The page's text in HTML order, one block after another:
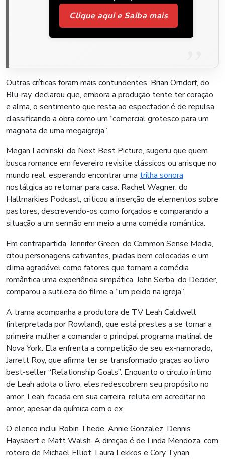
Clique aqui e Saiba mais
Outras críticas foram mais contundentes. Brian Orndorf, do
Blu-ray, declarou que, embora a produção tente ter coração
e alma, o sentimento que resta ao espectador é de repulsa,
classificando a obra como um “comercial grotesco para um
magnata de uma megaigreja”.
Megan Lachinski, do Next Best Picture, sugeriu que quem
busca romance em fevereiro revisite clássicos ou arrisque no
mundo real, esperando encontrar uma trilha sonora
nostálgica ao retornar para casa. Rachel Wagner, do
Hallmarkies Podcast, criticou a inserção de elementos sobre
pastores, descrevendo-os como forçados e comparando a
situação a um sermão em meio a uma comédia romântica.
Em contrapartida, Jennifer Green, do Common Sense Media,
citou personagens cativantes, piadas bem colocadas e um
clima agradável como fatores que tornam a comédia
romântica uma experiência simpática. John Serba, do Decider,
comparou a sutileza do filme a “um peido na igreja”.
A trama acompanha a produtora de TV Leah Caldwell
(interpretada por Rowland), que está prestes a se tornar a
primeira mulher a comandar o principal programa matinal de
Nova York. Ela enfrenta a competição de seu ex-namorado,
Jarrett Roy, que afirma ter se transformado graças ao livro
best-seller “Relationship Goals”. Enquanto o círculo íntimo
de Leah adota o livro, eles redescobrem seu propósito no
amor. Leah, focada em sua carreira, reluta em acreditar no
amor, apesar da química com o ex.
O elenco inclui Robin Thede, Annie Gonzalez, Dennis
Haysbert e Matt Walsh. A direção é de Linda Mendoza, com
roteiro de Michael Elliot, Laura Lekkos e Cory Tynan.